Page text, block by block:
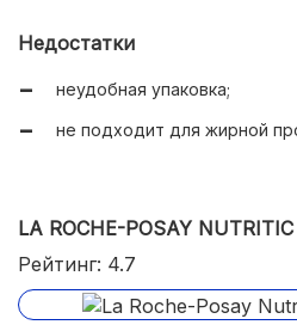
обладает ненавязчивым
разглаживает мелкие
экономично расходуется;
Недостатки
неудобная упаковка;
не подходит для жирной
LA ROCHE-POSAY
Рейтинг: 4.7